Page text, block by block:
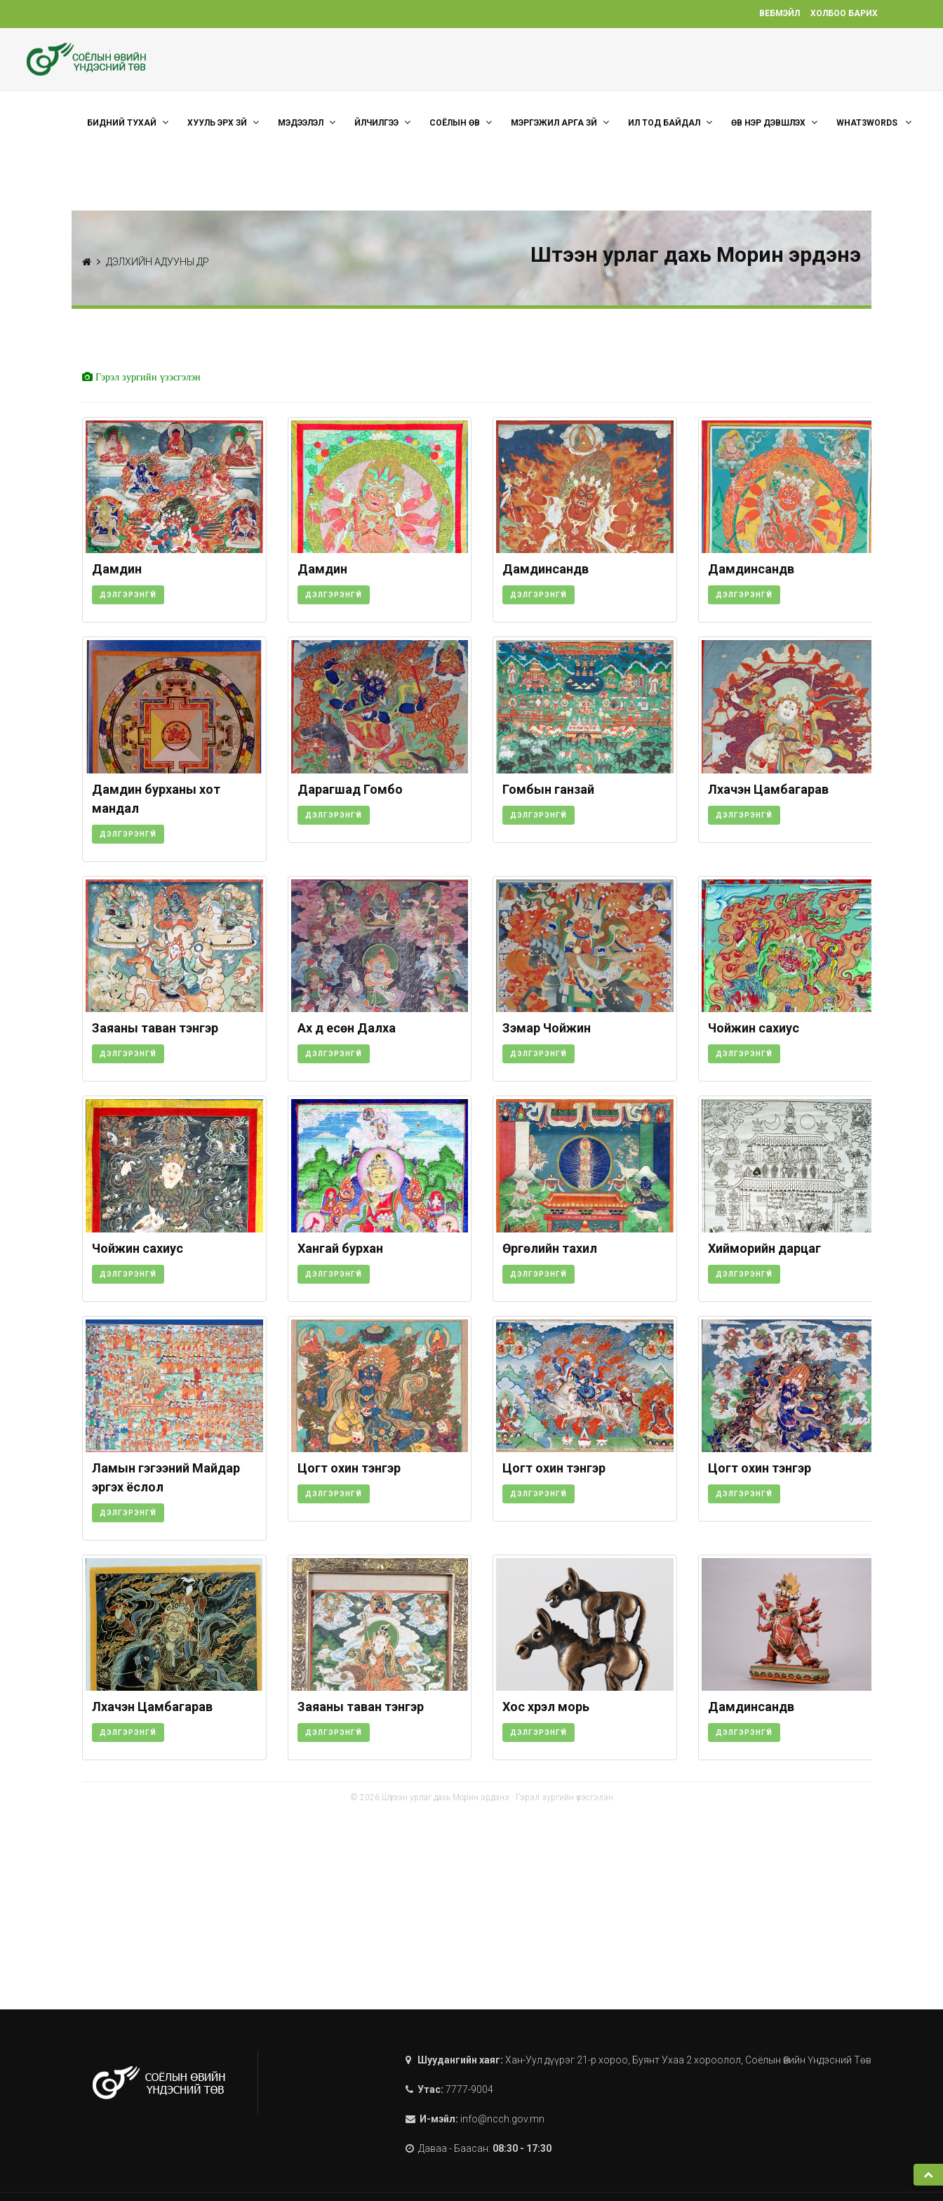
ВЕБМЭЙЛ ХОЛБОО БАРИХ
БИДНИЙ ТУХАЙ ХУУЛЬ ЭРХ ЗҮЙ МЭДЭЭЛЭЛ ҮЙЛЧИЛГЭЭ СОЁЛЫН ӨВ МЭРГЭЖИЛ АРГА ЗҮЙ ИЛ ТОД БАЙДАЛ ӨВ НЭР ДЭВШҮҮЛЭХ WHAT3WORDS
Шүтээн урлаг дахь Морин эрдэнэ
ДЭЛХИЙН АДУУНЫ ӨДӨР
Гэрэл зургийн үзэсгэлэн
Дамдин
ДЭЛГЭРЭНГҮЙ
Дамдин
ДЭЛГЭРЭНГҮЙ
Дамдинсандүв
ДЭЛГЭРЭНГҮЙ
Дамдинсандүв
ДЭЛГЭРЭНГҮЙ
Дамдин бурханы хот
мандал
ДЭЛГЭРЭНГҮЙ
Дарагшад Гомбо
ДЭЛГЭРЭНГҮЙ
Гомбын ганзай
ДЭЛГЭРЭНГҮЙ
Лхачэн Цамбагарав
ДЭЛГЭРЭНГҮЙ
Заяаны таван тэнгэр
ДЭЛГЭРЭНГҮЙ
Ах дүү есөн Далха
ДЭЛГЭРЭНГҮЙ
Зэмaр Чойжин
ДЭЛГЭРЭНГҮЙ
Чойжин сахиус
ДЭЛГЭРЭНГҮЙ
Чойжин сахиус
ДЭЛГЭРЭНГҮЙ
Хангай бурхан
ДЭЛГЭРЭНГҮЙ
Өргөлийн тахил
ДЭЛГЭРЭНГҮЙ
Хийморийн дарцаг
ДЭЛГЭРЭНГҮЙ
Ламын гэгээний Майдар
эргэх ёслол
ДЭЛГЭРЭНГҮЙ
Цогт oхин тэнгэр
ДЭЛГЭРЭНГҮЙ
Цогт oхин тэнгэр
ДЭЛГЭРЭНГҮЙ
Цогт oхин тэнгэр
ДЭЛГЭРЭНГҮЙ
Лхачэн Цамбагарав
ДЭЛГЭРЭНГҮЙ
Заяаны таван тэнгэр
ДЭЛГЭРЭНГҮЙ
Хос хүрэл морь
ДЭЛГЭРЭНГҮЙ
Дамдинсандүв
ДЭЛГЭРЭНГҮЙ
© 2026 Шүтээн урлаг дахь Морин эрдэнэ · Гэрэл зургийн үзэсгэлэн
Шуудангийн хаяг: Хан-Уул дүүрэг 21-р хороо, Буянт Ухаа 2 хороолол, Соёлын Өвийн Үндэсний Төв
Утас: 7777-9004
И-мэйл: info@ncch.gov.mn
Даваа - Баасан: 08:30 - 17:30